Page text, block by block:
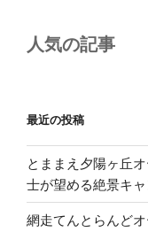
人気の記事
最近の投稿
とままえ夕陽ヶ丘
士が望める絶景キ
網走てんとらんど